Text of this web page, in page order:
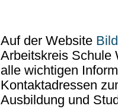
Auf der Website
Arbeitskreis Schule
alle wichtigen
Kontaktadressen
Ausbildung und